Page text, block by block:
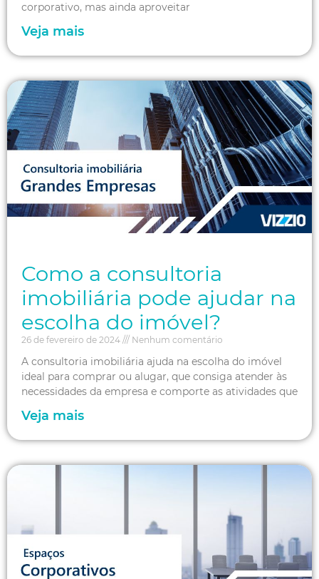
corporativo, mas ainda aproveitar
Veja mais
Como a consultoria
imobiliária pode ajudar na
escolha do imóvel?
26 de fevereiro de 2024 Nenhum comentário
A consultoria imobiliária ajuda na escolha do imóvel
ideal para comprar ou alugar, que consiga atender às
necessidades da empresa e comporte as atividades que
Veja mais